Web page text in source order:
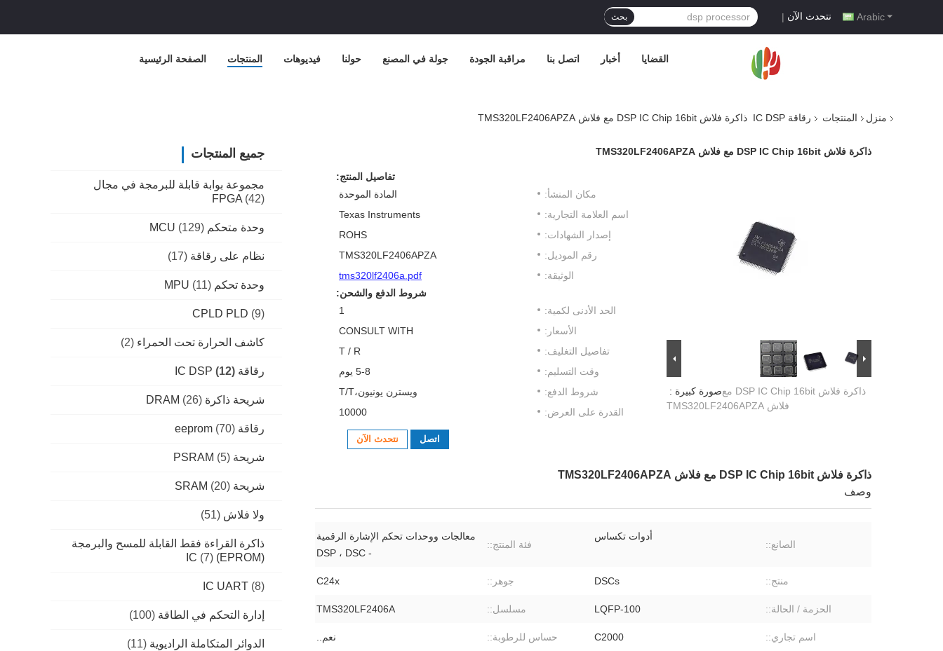
Arabic نتحدث الآن | بحث
الصفحة الرئيسية المنتجات فيديوهات حولنا جولة في المصنع مراقبة الجودة اتصل بنا أخبار القضايا
منزل المنتجات رقاقة IC DSP ذاكرة فلاش DSP IC Chip 16bit مع فلاش TMS320LF2406APZA
جميع المنتجات
مجموعة بوابة قابلة للبرمجة في مجال
FPGA (42)
وحدة متحكم MCU (129)
نظام على رقاقة (17)
وحدة تحكم MPU (11)
CPLD PLD (9)
كاشف الحرارة تحت الحمراء (2)
رقاقة IC DSP (12)
شريحة ذاكرة DRAM (26)
رقاقة eeprom (70)
شريحة PSRAM (5)
شريحة SRAM (20)
ولا فلاش (51)
ذاكرة القراءة فقط القابلة للمسح والبرمجة
(EPROM) IC
(7)
IC UART (8)
إدارة التحكم في الطاقة (100)
الدوائر المتكاملة الراديوية (11)
ذاكرة فلاش DSP IC Chip 16bit مع فلاش TMS320LF2406APZA
صورة كبيرة :ذاكرة فلاش DSP IC Chip 16bit مع
فلاش TMS320LF2406APZA
تفاصيل المنتج:
مكان المنشأ:
المادة الموحدة
اسم العلامة التجارية:
Texas Instruments
إصدار الشهادات:
ROHS
رقم الموديل:
TMS320LF2406APZA
الوثيقة:
tms320lf2406a.pdf
شروط الدفع والشحن:
الحد الأدنى لكمية:
1
الأسعار:
CONSULT WITH
تفاصيل التغليف:
T / R
وقت التسليم:
5-8 يوم
شروط الدفع:
ويسترن يونيون،T/T
القدرة على العرض:
10000
اتصل نتحدث الآن
ذاكرة فلاش DSP IC Chip 16bit مع فلاش TMS320LF2406APZA
وصف
الصانع::
أدوات تكساس
فئة المنتج::
معالجات ووحدات تحكم الإشارة الرقمية
- DSP ، DSC
منتج:: DSCs جوهر:: C24x
الحزمة / الحالة:: LQFP-100 مسلسل:: TMS320LF2406A
اسم تجاري:: C2000 حساس للرطوبة:: نعم..